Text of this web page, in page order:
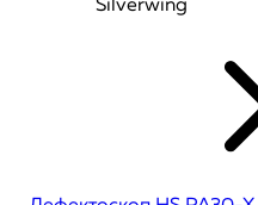
Silverwing